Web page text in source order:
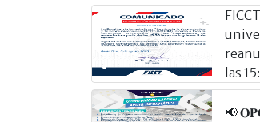
las
📢